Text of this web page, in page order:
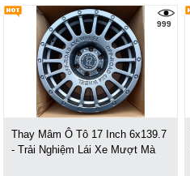
999
Thay Mâm Ô Tô 17 Inch 6x139.7
- Trải Nghiệm Lái Xe Mượt Mà